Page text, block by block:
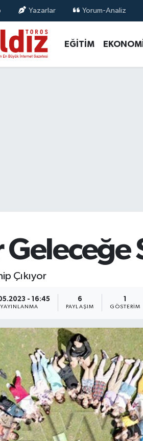
Yazarlar Yorum-Analiz
EĞİTİM EKONOMİ
Çıkıyor
- 16:45
YAYINLANMA
6
PAYLAŞIM
1
GÖSTERIM